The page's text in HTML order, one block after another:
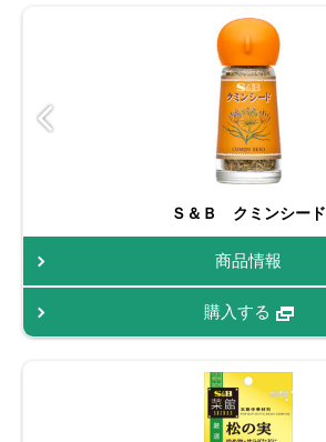
Ｓ＆Ｂ クミンシード
商品情報
購入する